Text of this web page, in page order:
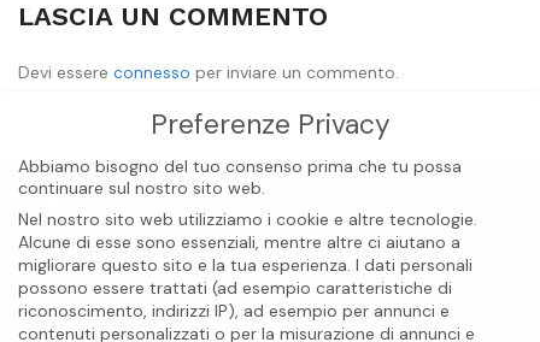
LASCIA UN COMMENTO
Devi essere connesso per inviare un commento.
Preferenze Privacy
Abbiamo bisogno del tuo consenso prima che tu possa
continuare sul nostro sito web.
Nel nostro sito web utilizziamo i cookie e altre tecnologie.
Alcune di esse sono essenziali, mentre altre ci aiutano a
migliorare questo sito e la tua esperienza. I dati personali
possono essere trattati (ad esempio caratteristiche di
riconoscimento, indirizzi IP), ad esempio per annunci e
contenuti personalizzati o per la misurazione di annunci e